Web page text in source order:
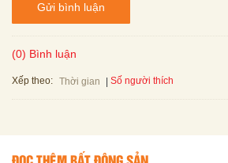
Gửi bình luận
(0) Bình luận
Xếp theo: Thời gian Số người thích